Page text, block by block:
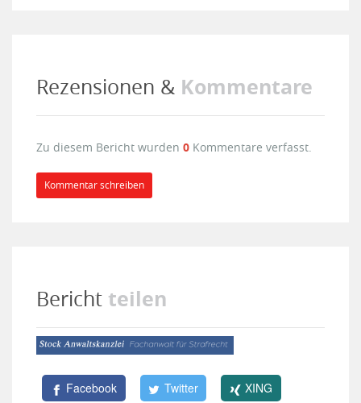
Rezensionen & Kommentare
Zu diesem Bericht wurden 0 Kommentare verfasst.
Kommentar schreiben
Bericht teilen
Facebook Twitter XING